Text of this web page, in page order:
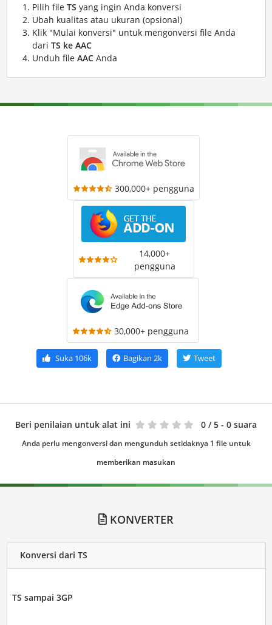
Pilih file TS yang ingin Anda konversi
Ubah kualitas atau ukuran (opsional)
Klik "Mulai konversi" untuk mengonversi file Anda
dari TS ke AAC
Unduh file AACAnda
300,000+ pengguna
14,000+
pengguna
30,000+ pengguna
Suka106k Bagikan 2k Tweet
Beri penilaian untuk alat ini 0 / 5 - 0 suara
Anda perlu mengonversi dan mengunduh setidaknya 1 file untuk
memberikan masukan
KONVERTER
Konversi dari TS
TS sampai 3GP